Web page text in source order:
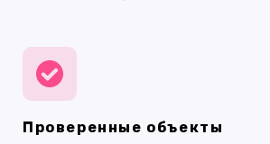
Проверенные объекты